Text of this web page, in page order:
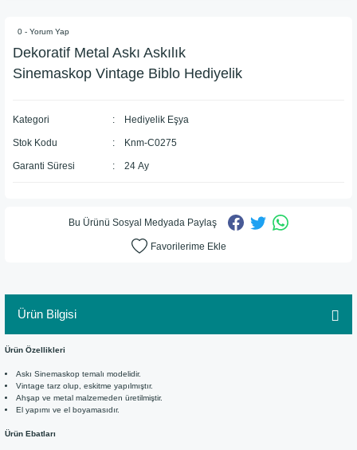
0 - Yorum Yap
Dekoratif Metal Askı Askılık
Sinemaskop Vintage Biblo Hediyelik
Kategori Hediyelik Eşya
Stok Kodu Knm-C0275
Garanti Süresi 24 Ay
Bu Ürünü Sosyal Medyada Paylaş
Ürün Bilgisi
Ürün Özellikleri
Askı Sinemaskop temalı modelidir.
Vintage tarz olup, eskitme yapılmıştır.
Ahşap ve metal malzemeden üretilmiştir.
El yapımı ve el boyamasıdır.
Ürün Ebatları